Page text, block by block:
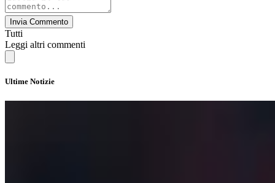
Invia Commento
Tutti
Leggi altri commenti
Ultime Notizie